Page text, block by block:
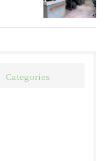
Categories